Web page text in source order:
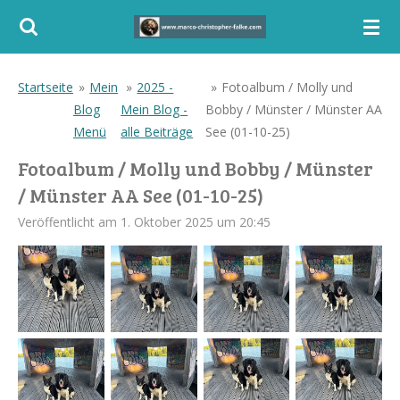
Zum
Startseite » Mein
Blog
Menü
» 2025 -
Mein Blog -
alle Beiträge
» Fotoalbum / Molly und
Bobby / Münster / Münster AA
See (01-10-25)
Fotoalbum / Molly und Bobby / Münster
/ Münster AA See (01-10-25)
Veröffentlicht am 1. Oktober 2025 um 20:45